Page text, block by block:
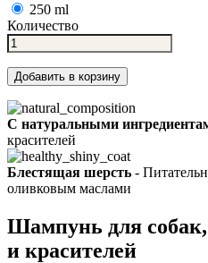
250 ml
Количество
Добавить в корзину
С натуральными
красителей
Блестящая шерсть -
оливковым маслами
Шампунь для собак,
и красителей